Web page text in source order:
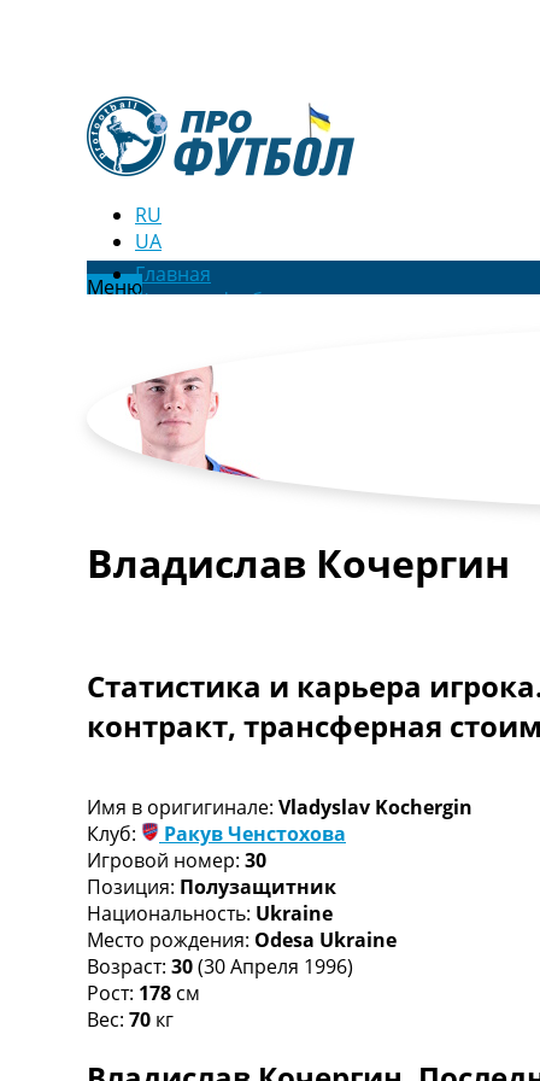
RU
UA
МенюГлавная
Новости футбола
Новости футбола Украины
Последние комментарии
Конкурс прогнозов
Логин
Рейтинги
Турниры
Чемпионат Мира
Англия. Премьер Лига
Испания. Ла Лига
Другие Турниры >>>
Таблицы групп Чемпионата Мира
Украина. Премьер-Лига
Украина. Первая Лига
Лига Чемпионов. Таблицы групп
Англия. Премьер-Лига
Испания. Ла Лига
Все таблицы >>>
Рейтинги
Рейтинг ФИФА
Владислав Кочергин
Статистика и карьера
контракт, трансферная
Имя в оригигинале: Vladyslav Kochergin
Клуб:
Ракув Ченстохова
Игровой номер: 30
Позиция: Полузащитник
Национальность: Ukraine
Место рождения: Odesa Ukraine
Возраст: 30(30 Апреля 1996)
Рост: 178 см
Вес: 70 кг